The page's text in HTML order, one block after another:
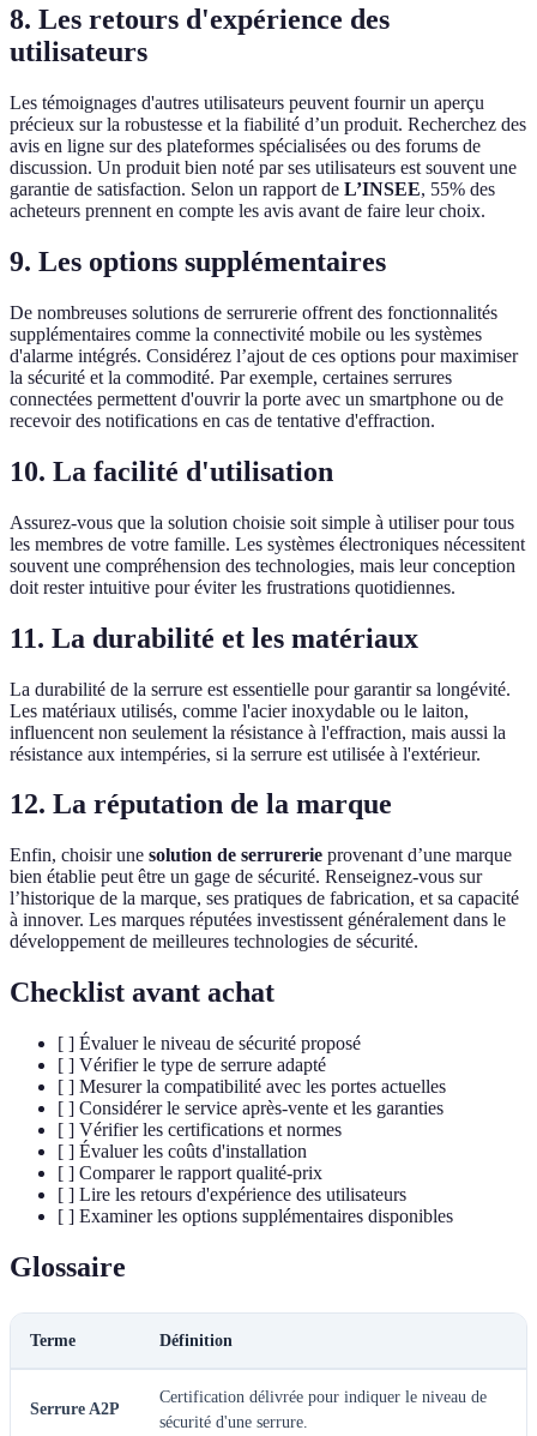
8. Les retours d'expérience des
utilisateurs
Les témoignages d'autres utilisateurs peuvent fournir un aperçu
précieux sur la robustesse et la fiabilité d’un produit. Recherchez des
avis en ligne sur des plateformes spécialisées ou des forums de
discussion. Un produit bien noté par ses utilisateurs est souvent une
garantie de satisfaction. Selon un rapport de L’INSEE, 55% des
acheteurs prennent en compte les avis avant de faire leur choix.
9. Les options supplémentaires
De nombreuses solutions de serrurerie offrent des fonctionnalités
supplémentaires comme la connectivité mobile ou les systèmes
d'alarme intégrés. Considérez l’ajout de ces options pour maximiser
la sécurité et la commodité. Par exemple, certaines serrures
connectées permettent d'ouvrir la porte avec un smartphone ou de
recevoir des notifications en cas de tentative d'effraction.
10. La facilité d'utilisation
Assurez-vous que la solution choisie soit simple à utiliser pour tous
les membres de votre famille. Les systèmes électroniques nécessitent
souvent une compréhension des technologies, mais leur conception
doit rester intuitive pour éviter les frustrations quotidiennes.
11. La durabilité et les matériaux
La durabilité de la serrure est essentielle pour garantir sa longévité.
Les matériaux utilisés, comme l'acier inoxydable ou le laiton,
influencent non seulement la résistance à l'effraction, mais aussi la
résistance aux intempéries, si la serrure est utilisée à l'extérieur.
12. La réputation de la marque
Enfin, choisir une solution de serrurerie provenant d’une marque
bien établie peut être un gage de sécurité. Renseignez-vous sur
l’historique de la marque, ses pratiques de fabrication, et sa capacité
à innover. Les marques réputées investissent généralement dans le
développement de meilleures technologies de sécurité.
Checklist avant achat
[ ] Évaluer le niveau de sécurité proposé
[ ] Vérifier le type de serrure adapté
[ ] Mesurer la compatibilité avec les portes actuelles
[ ] Considérer le service après-vente et les garanties
[ ] Vérifier les certifications et normes
[ ] Évaluer les coûts d'installation
[ ] Comparer le rapport qualité-prix
[ ] Lire les retours d'expérience des utilisateurs
[ ] Examiner les options supplémentaires disponibles
Glossaire
Terme Définition
Serrure A2P
Certification délivrée pour indiquer le niveau de
sécurité d'une serrure.